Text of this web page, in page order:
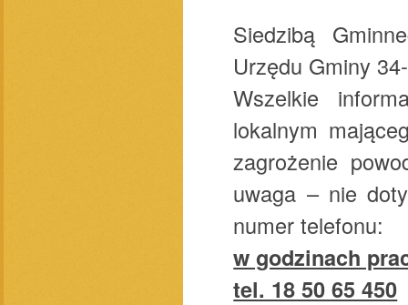
Siedzibą
Urzędu Gminy
Wszelkie
lokalnym
zagrożenie
uwaga – nie
numer telefonu:
w godzinach
tel. 18 50 65 450